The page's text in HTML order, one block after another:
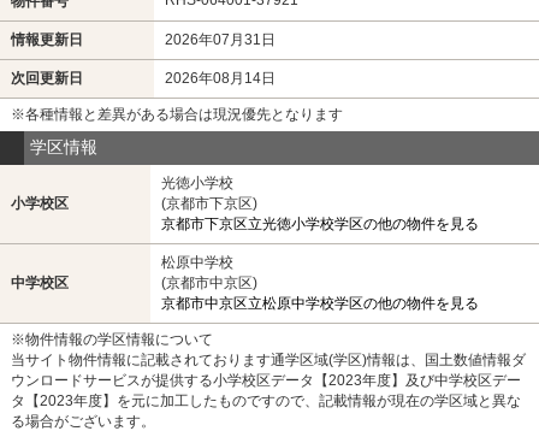
情報更新日 2026年07月31日
次回更新日 2026年08月14日
※各種情報と差異がある場合は現況優先となります
学区情報
小学校区
光徳小学校
(京都市下京区)
京都市下京区立光徳小学校学区の他の物件を見る
中学校区
松原中学校
(京都市中京区)
京都市中京区立松原中学校学区の他の物件を見る
※物件情報の学区情報について
当サイト物件情報に記載されております通学区域(学区)情報は、国土数値情報ダ
ウンロードサービスが提供する小学校区データ【2023年度】及び中学校区デー
タ【2023年度】を元に加工したものですので、記載情報が現在の学区域と異な
る場合がございます。